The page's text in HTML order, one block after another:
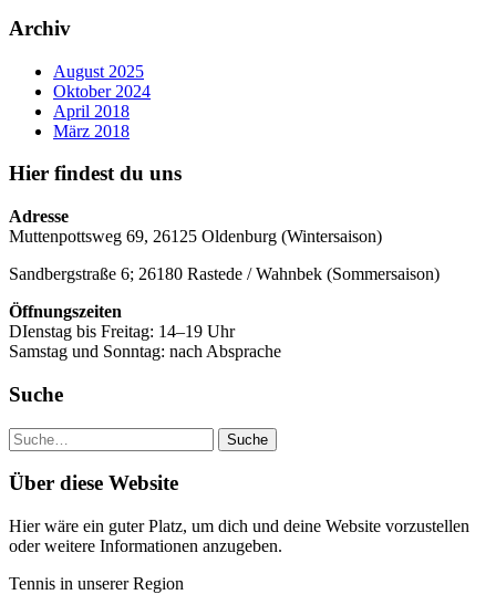
Archiv
August 2025
Oktober 2024
April 2018
März 2018
Hier findest du uns
Adresse
Muttenpottsweg 69, 26125 Oldenburg (Wintersaison)
Sandbergstraße 6; 26180 Rastede / Wahnbek (Sommersaison)
Öffnungszeiten
DIenstag bis Freitag: 14–19 Uhr
Samstag und Sonntag: nach Absprache
Suche
Suche
Über diese Website
Hier wäre ein guter Platz, um dich und deine Website vorzustellen
oder weitere Informationen anzugeben.
Tennis in unserer Region